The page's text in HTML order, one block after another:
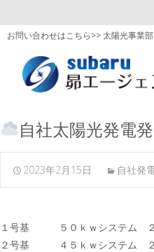
お問い合わせはこちら>> 太陽光事業
自社太陽光発電
2023年2月15日 自社発
１号基 ５０ｋｗシステム
２号基 ４５ｋｗシステム